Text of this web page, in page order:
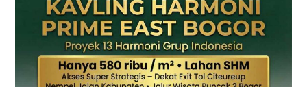
Hanjawong
Puncak
Bogor